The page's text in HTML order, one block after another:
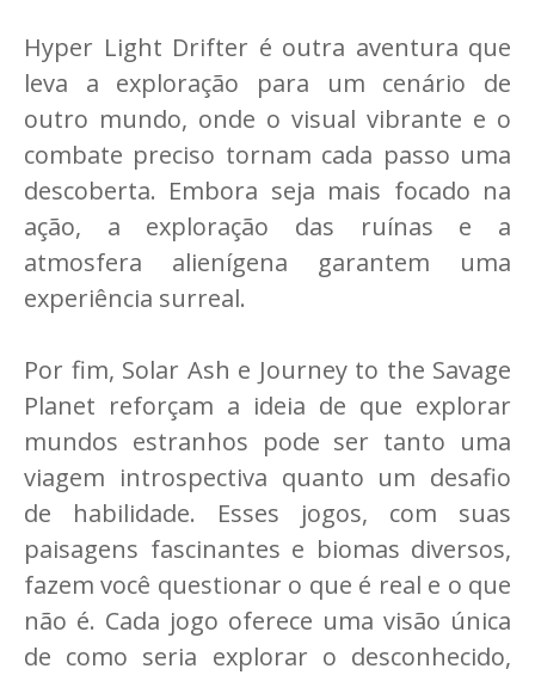
Hyper Light Drifter é outra aventura que
leva a exploração para um cenário de
outro mundo, onde o visual vibrante e o
combate preciso tornam cada passo uma
descoberta. Embora seja mais focado na
ação, a exploração das ruínas e a
atmosfera alienígena garantem uma
experiência surreal.
Por fim, Solar Ash e Journey to the Savage
Planet reforçam a ideia de que explorar
mundos estranhos pode ser tanto uma
viagem introspectiva quanto um desafio
de habilidade. Esses jogos, com suas
paisagens fascinantes e biomas diversos,
fazem você questionar o que é real e o que
não é. Cada jogo oferece uma visão única
de como seria explorar o desconhecido,